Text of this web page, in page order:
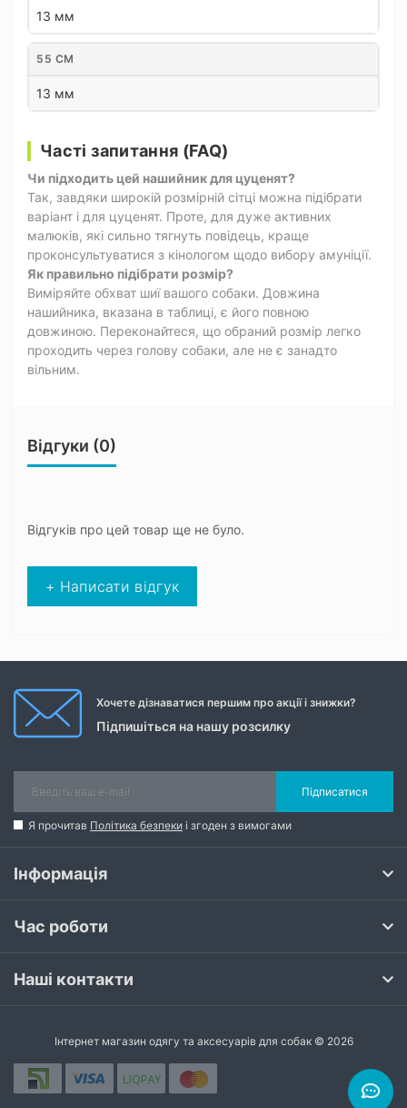
13 мм
55 СМ
13 мм
Часті запитання (FAQ)
Чи підходить цей нашийник для цуценят?
Так, завдяки широкій розмірній сітці можна підібрати
варіант і для цуценят. Проте, для дуже активних
малюків, які сильно тягнуть повідець, краще
проконсультуватися з кінологом щодо вибору амуніції.
Як правильно підібрати розмір?
Виміряйте обхват шиї вашого собаки. Довжина
нашийника, вказана в таблиці, є його повною
довжиною. Переконайтеся, що обраний розмір легко
проходить через голову собаки, але не є занадто
вільним.
Відгуки (0)
Відгуків про цей товар ще не було.
+ Написати відгук
Хочете дізнаватися першим про акції і знижки?
Підпишіться на нашу розсилку
Підписатися
Я прочитав Політика безпеки і згоден з вимогами
Інформація
Час роботи
Наші контакти
Інтернет магазин одягу та аксесуарів для собак © 2026